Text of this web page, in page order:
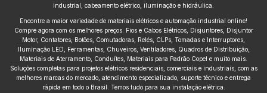
industrial, cabeamento elétrico, iluminação e hidráulica.
Encontre a maior variedade de materiais elétricos e automação industrial online!
Compre agora com os melhores preços: Fios e Cabos Elétricos, Disjuntores, Disjuntor
Motor, Contatores, Botões, Comutadoras, Relés, CLPs, Tomadas e Interruptores,
Iluminação LED, Ferramentas, Chuveiros, Ventiladores, Quadros de Distribuição,
Materiais de Aterramento, Conduítes, Materiais para Padrão Copel e muito mais.
Soluções completas para projetos elétricos residenciais, comerciais e industriais, com as
melhores marcas do mercado, atendimento especializado, suporte técnico e entrega
rápida em todo o Brasil. Temos tudo para sua instalação elétrica.